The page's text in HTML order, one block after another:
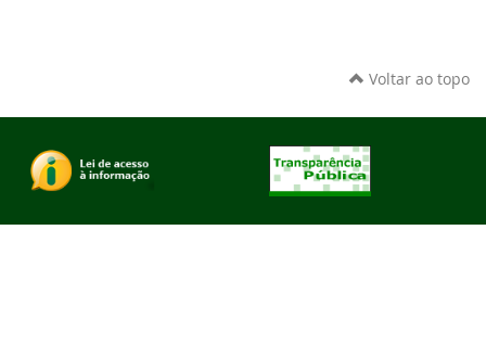
Voltar ao topo